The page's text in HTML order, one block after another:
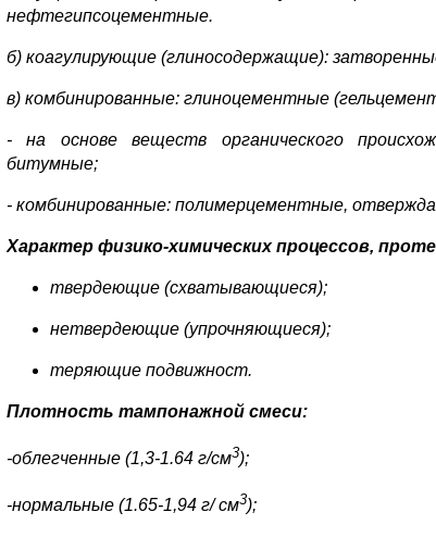
нефтегипсоцементные.
б) коагулирующие (глиносодержащие):
в) комбинированные: глиноцементные
- на основе веществ органического
битумные;
- комбинированные: полимерцементные,
Характер физико-химических процессов,
твердеющие (схватывающиеся);
нетвердеющие (упрочняющиеся);
теряющие подвижност.
Плотность тампонажной смеси:
-облегченные (1,3-1.64 г/см3);
-нормальные (1.65-1,94 г/ см3);